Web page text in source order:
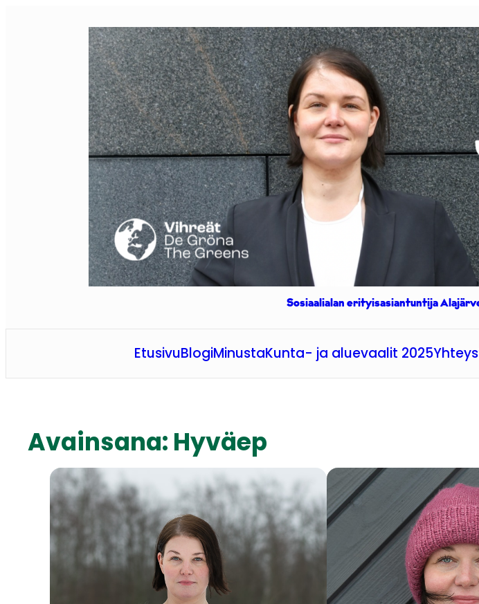
Sosiaalialan erityisasiantuntija
EtusivuBlogiMinustaKunta- ja aluevaalit 2025
Avainsana: Hyväep